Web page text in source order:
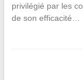
privilégié par les
de son efficacité…